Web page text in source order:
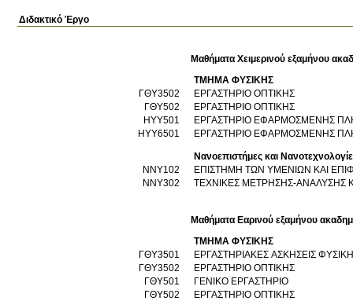
Διδακτικό Έργο
Μαθήματα Χειμερινού εξαμήνου
ΤΜΗΜΑ ΦΥΣΙΚΗΣ
ΓΘΥ3502
ΕΡΓΑΣΤΗΡΙΟ ΟΠΤΙΚΗΣ
ΓΘΥ502
ΕΡΓΑΣΤΗΡΙΟ ΟΠΤΙΚΗΣ
ΗΥΥ501
ΕΡΓΑΣΤΗΡΙΟ ΕΦΑΡΜΟΣΜΕΝΗΣ
ΗΥΥ6501
ΕΡΓΑΣΤΗΡΙΟ ΕΦΑΡΜΟΣΜΕΝΗΣ
Νανοεπιστήμες και
ΝΝΥ102
ΕΠΙΣΤΗΜΗ ΤΩΝ ΥΜΕΝΙΩΝ ΚΑΙ
ΝΝΥ302
ΤΕΧΝΙΚΕΣ ΜΕΤΡΗΣΗΣ-ΑΝΑΛΥΣΗΣ
Μαθήματα Εαρινού εξαμήνου
ΤΜΗΜΑ ΦΥΣΙΚΗΣ
ΓΘΥ3501
ΕΡΓΑΣΤΗΡΙΑΚΕΣ ΑΣΚΗΣΕΙΣ
ΓΘΥ3502
ΕΡΓΑΣΤΗΡΙΟ ΟΠΤΙΚΗΣ
ΓΘΥ501
ΓΕΝΙΚΟ ΕΡΓΑΣΤΗΡΙΟ
ΓΘΥ502
ΕΡΓΑΣΤΗΡΙΟ ΟΠΤΙΚΗΣ